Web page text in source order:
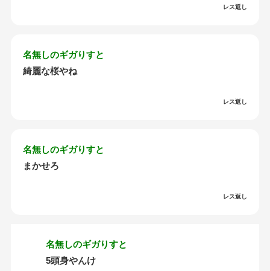
レス返し
名無しのギガりすと
綺麗な桜やね
レス返し
名無しのギガりすと
まかせろ
レス返し
名無しのギガりすと
5頭身やんけ